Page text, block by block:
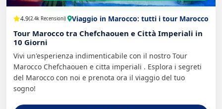
4.9(2.4k Recensioni) Viaggio in Marocco: tutti i tour Marocco
Tour Marocco tra Chefchaouen e Città Imperiali in
10 Giorni
Vivi un'esperienza indimenticabile con il nostro Tour
Marocco Chefchaouen e citta imperiali . Esplora i segreti
del Marocco con noi e prenota ora il viaggio del tuo
sogno!